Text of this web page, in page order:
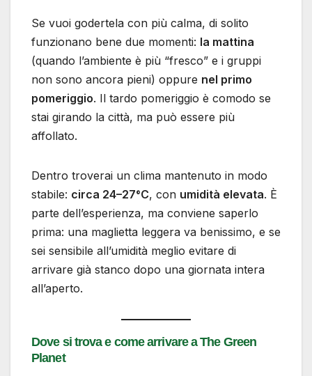
Se vuoi godertela con più calma, di solito
funzionano bene due momenti: la mattina
(quando l’ambiente è più “fresco” e i gruppi
non sono ancora pieni) oppure nel primo
pomeriggio. Il tardo pomeriggio è comodo se
stai girando la città, ma può essere più
affollato.
Dentro troverai un clima mantenuto in modo
stabile: circa 24–27°C, con umidità elevata. È
parte dell’esperienza, ma conviene saperlo
prima: una maglietta leggera va benissimo, e se
sei sensibile all’umidità meglio evitare di
arrivare già stanco dopo una giornata intera
all’aperto.
Dove si trova e come arrivare a The Green
Planet